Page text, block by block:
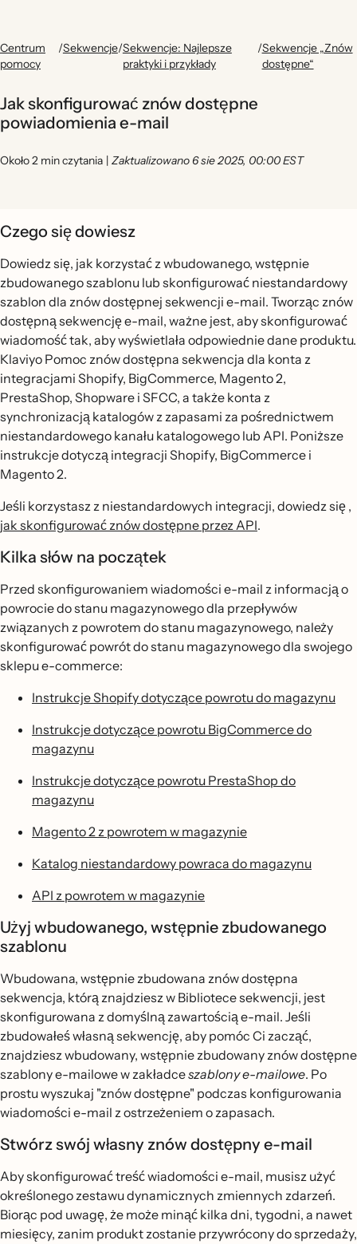
Centrum
pomocy
/Sekwencje/Sekwencje: Najlepsze
praktyki i przykłady
/Sekwencje „Znów
dostępne“
Jak skonfigurować znów dostępne
powiadomienia e-mail
Około 2 min czytania | Zaktualizowano 6 sie 2025, 00:00 EST
Czego się dowiesz
Dowiedz się, jak korzystać z wbudowanego, wstępnie
zbudowanego szablonu lub skonfigurować niestandardowy
szablon dla znów dostępnej sekwencji e-mail. Tworząc znów
dostępną sekwencję e-mail, ważne jest, aby skonfigurować
wiadomość tak, aby wyświetlała odpowiednie dane produktu.
Klaviyo Pomoc znów dostępna sekwencja dla konta z
integracjami Shopify, BigCommerce, Magento 2,
PrestaShop, Shopware i SFCC, a także konta z
synchronizacją katalogów z zapasami za pośrednictwem
niestandardowego kanału katalogowego lub API. Poniższe
instrukcje dotyczą integracji Shopify, BigCommerce i
Magento 2.
Jeśli korzystasz z niestandardowych integracji, dowiedz się ,
jak skonfigurować znów dostępne przez API.
Kilka słów na początek
Przed skonfigurowaniem wiadomości e-mail z informacją o
powrocie do stanu magazynowego dla przepływów
związanych z powrotem do stanu magazynowego, należy
skonfigurować powrót do stanu magazynowego dla swojego
sklepu e-commerce:
Instrukcje Shopify dotyczące powrotu do magazynu
Instrukcje dotyczące powrotu BigCommerce do
magazynu
Instrukcje dotyczące powrotu PrestaShop do
magazynu
Magento 2 z powrotem w magazynie
Katalog niestandardowy powraca do magazynu
API z powrotem w magazynie
Użyj wbudowanego, wstępnie zbudowanego
szablonu
Wbudowana, wstępnie zbudowana znów dostępna
sekwencja, którą znajdziesz w Bibliotece sekwencji, jest
skonfigurowana z domyślną zawartością e-mail. Jeśli
zbudowałeś własną sekwencję, aby pomóc Ci zacząć,
znajdziesz wbudowany, wstępnie zbudowany znów dostępne
szablony e-mailowe w zakładceszablony e-mailowe. Po
prostu wyszukaj "znów dostępne" podczas konfigurowania
wiadomości e-mail z ostrzeżeniem o zapasach.
Stwórz swój własny znów dostępny e-mail
Aby skonfigurować treść wiadomości e-mail, musisz użyć
określonego zestawu dynamicznych zmiennych zdarzeń.
Biorąc pod uwagę, że może minąć kilka dni, tygodni, a nawet
miesięcy, zanim produkt zostanie przywrócony do sprzedaży,